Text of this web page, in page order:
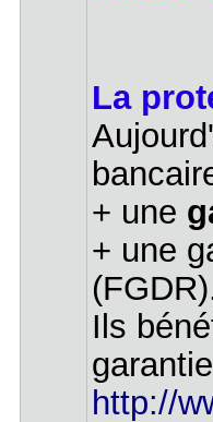
La
+ une
+ une
Ils
http://